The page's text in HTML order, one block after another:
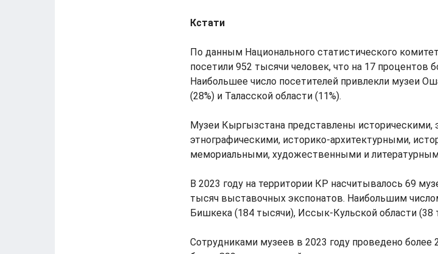
Кстати
По данным Национального статистического
посетили 952 тысячи человек, что на 17 процентов
Наибольшее число посетителей привлекли музеи
(28%) и Таласской области (11%).
Музеи Кыргызстана представлены историческими,
этнографическими, историко-архитектурными,
мемориальными, художественными и
В 2023 году на территории КР насчитывалось 69
тысяч выставочных экспонатов. Наибольшим
Бишкека (184 тысячи), Иссык-Кульской области (38
Сотрудниками музеев в 2023 году проведено более